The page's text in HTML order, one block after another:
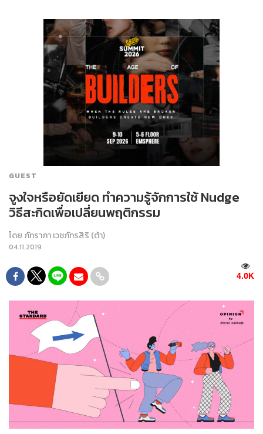
GUEST
จูงใจหรือยัดเยียด ทำความรู้จักการใช้ Nudge
วิธีสะกิดเพื่อเปลี่ยนพฤติกรรม
โดย ภัทราภา เวชภัทรสิริ (ต้า)
04.11.2019
4.0K